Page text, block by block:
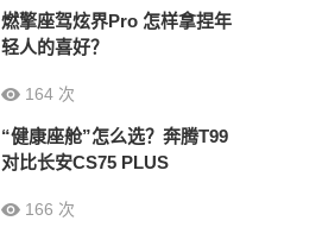
燃擎座驾炫界Pro 怎样拿捏年
轻人的喜好？
164 次
“健康座舱”怎么选？奔腾T99
对比长安CS75 PLUS
166 次